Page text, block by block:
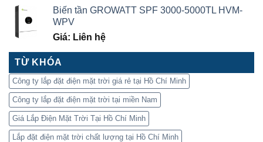
Biến tần GROWATT SPF 3000-5000TL HVM-
WPV
Giá: Liên hệ
TỪ KHÓA
Công ty lắp đặt điện mặt trời giá rẻ tại Hồ Chí Minh
Công ty lắp đặt điện mặt trời tại miền Nam
Giá Lắp Điện Mặt Trời Tại Hồ Chí Minh
Lắp đặt điện mặt trời chất lượng tại Hồ Chí Minh